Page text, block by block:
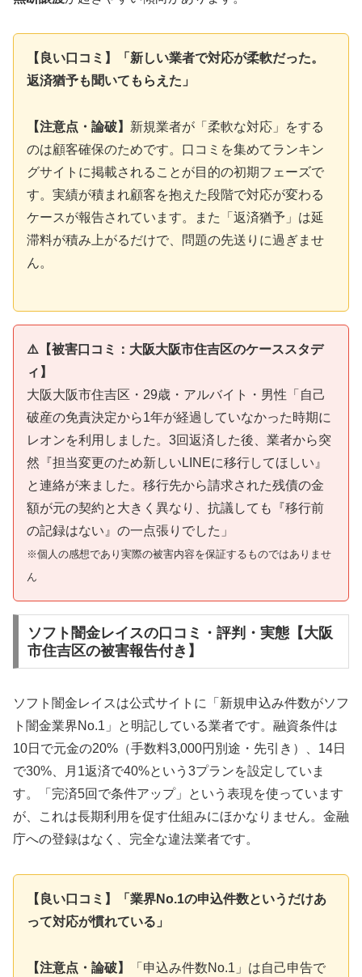
【良い口コミ】「新しい業者で対応が柔軟だった。
返済猶予も聞いてもらえた」
【注意点・論破】 新規業者が「柔軟な対応」をする
のは顧客確保のためです。口コミを集めてランキン
グサイトに掲載されることが目的の初期フェーズで
す。実績が積まれ顧客を抱えた段階で対応が変わる
ケースが報告されています。また「返済猶予」は延
滞料が積み上がるだけで、問題の先送りに過ぎませ
ん。
⚠️【被害口コミ：大阪大阪市住吉区のケーススタデ
ィ】
大阪大阪市住吉区・29歳・アルバイト・男性「自己
破産の免責決定から1年が経過していなかった時期に
レオンを利用しました。3回返済した後、業者から突
然『担当変更のため新しいLINEに移行してほしい』
と連絡が来ました。移行先から請求された残債の金
額が元の契約と大きく異なり、抗議しても『移行前
の記録はない』の一点張りでした」
※個人の感想であり実際の被害内容を保証するものではありませ
ん
ソフト闇金レイスの口コミ・評判・実態【大阪
市住吉区の被害報告付き】
ソフト闇金レイスは公式サイトに「新規申込み件数がソフ
ト闇金業界No.1」と明記している業者です。融資条件は
10日で元金の20%（手数料3,000円別途・先引き）、14日
で30%、月1返済で40%という3プランを設定していま
す。「完済5回で条件アップ」という表現を使っています
が、これは長期利用を促す仕組みにほかなりません。金融
庁への登録はなく、完全な違法業者です。
【良い口コミ】「業界No.1の申込件数というだけあ
って対応が慣れている」
【注意点・論破】
「申込み件数No.1」は自己申告で